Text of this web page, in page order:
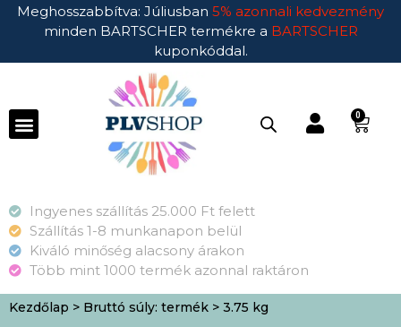
Meghosszabbítva: Júliusban 5% azonnali kedvezmény
minden BARTSCHER termékre a BARTSCHER
kuponkóddal.
0
Ingyenes szállítás 25.000 Ft felett
Szállítás 1-8 munkanapon belül
Kiváló minőség alacsony árakon
Több mint 1000 termék azonnal raktáron
Kezdőlap > Bruttó súly: termék > 3.75 kg